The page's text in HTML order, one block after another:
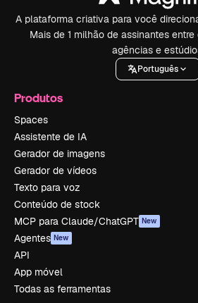
A plataforma criativa para você
Mais de 1 milhão de assinantes
agências e
Português
Produtos
Spaces
Assistente de IA
Gerador de imagens
Gerador de vídeos
Texto para voz
Conteúdo de stock
MCP para Claude/ChatGPT New
Agentes New
API
App móvel
Todas as ferramentas